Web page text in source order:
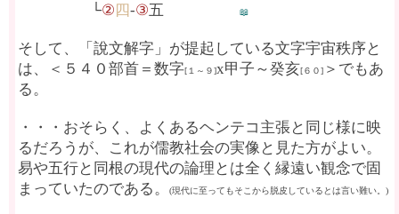
└②四-③五 📖
そして、「說文解字」が提起している文字宇宙秩序と
は、＜５４０部首＝数字[１～９]x甲子～癸亥[６０] ＞でもあ
る。
・・・おそらく、よくあるヘンテコ主張と同じ様に映
るだろうが、これが儒教社会の実像と見た方がよい。
易や五行と同根の現代の論理とは全く縁遠い観念で固
まっていたのである。
(現代に至ってもそこから脱皮しているとは言い難い。)